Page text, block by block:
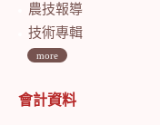
農技報導
技術專輯
more
會計資料